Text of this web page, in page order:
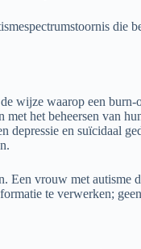
die
wijze waarop een
met het beheersen van
depressie en suïcidaal
Een vrouw met
te verwerken;